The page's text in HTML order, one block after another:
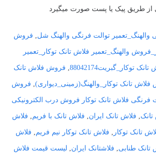
از طریق پیک یا پست صورت میگیرد
توالت فرنگی والهنگ شل, فروش
والهنگ_تعمیر فلاش تانک توکار_تعمیر
توکار_گبریت88042174 , فروش فلاش تانک
تانک توکار_والهنگ(زمینی_دیواری), فروش
فرنگی فلاش تانک توکار فروش درب الکترونیکی
, فلاش تانک ایران, فلاش تانک با فریم, فلاش
تانک توکار , فلاش تانک توکار نیم فریم, فلاش
تانک طنابی, فلاشتانک ایران, لیست قیمت فلاش